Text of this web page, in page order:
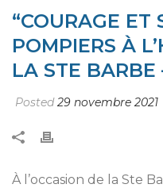
“COURAGE ET
POMPIERS À
LA STE BARBE
Posted29 novembre 2021
À l’occasion de la Ste